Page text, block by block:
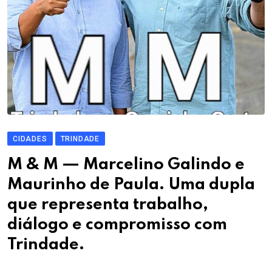
CIDADES TRINDADE
M & M — Marcelino Galindo e
Maurinho de Paula. Uma dupla
que representa trabalho,
diálogo e compromisso com
Trindade.